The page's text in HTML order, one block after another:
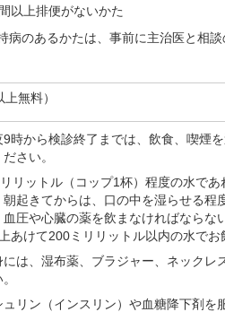
以上排便がないかた
病のあるかたは、事前に主治医と相
無料）
時から検診終了までは、飲食、喫煙
さい。
リットル（コップ1杯）程度の水であ
起きてからは、口の中を湿らせる程
血圧や心臓の薬を飲まなければならな
あけて200ミリリットル以内の水でお
には、湿布薬、ブラジャー、ネックレ
ュリン（インスリン）や血糖降下剤を